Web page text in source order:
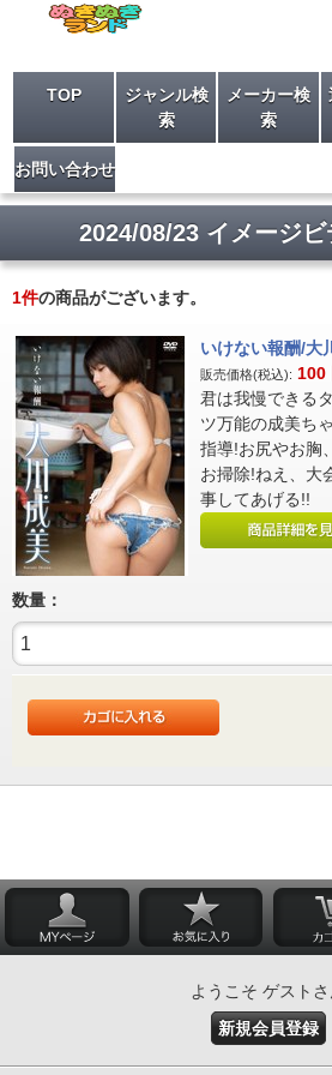
TOP
ジャンル検
索
メーカー検
索
お問い合わせ
2024/08/23 イメージ
1件の商品がございます。
いけない報酬/大
販売価格(税込): 100
君は我慢できる
ツ万能の成美ち
指導!お尻やお胸
お掃除!ねえ、大
事してあげる!!
数量：
ようこそ ゲストさ
新規会員登録